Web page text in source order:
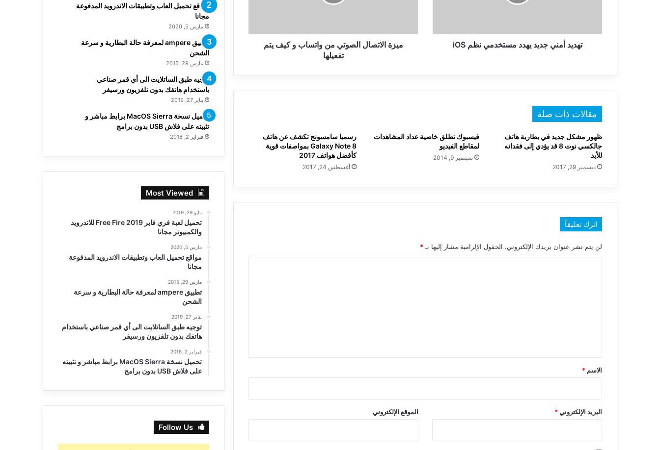
تهديد أمني جديد يهدد مستخدمي نظم iOS
تفعيلها
ميزة الاتصال الصوتي من واتساب و كيف يتم
تفعيلها
مقالات ذات صلة
ظهور مشكل جديد في بطارية هاتف
جالكسي نوت 8 قد يؤدي إلى فقدانه
للأبد
ديسمبر 29, 2017
فيسبوك تطلق خاصية عداد المشاهدات
لمقاطع الفيديو
سبتمبر 9, 2014
رسميا سامسونج تكشف عن هاتف
Galaxy Note 8 بمواصفات قوية
كأفضل هواتف 2017
أغسطس 24, 2017
اترك تعليقاً
لن يتم نشر عنوان بريدك الإلكتروني. الحقول الإلزامية مشار إليها بـ *
*
الاسم *
البريد الإلكتروني* الموقع الإلكتروني
مواقع تحميل العاب وتطبيقات الاندرويد المدفوعة
مجانا
مارس 5, 2020
تطبيق ampere لمعرفة حالة البطارية و سرعة
الشحن
مارس 29, 2015
توجيه طبق الساتلايت الى أي قمر صناعي
باستخدام هاتفك بدون تلفزيون ورسيفر
يناير 27, 2019
تحميل نسخة MacOS Sierra برابط مباشر و
تثبيته على فلاش USB بدون برامج
فبراير 2, 2018
Most Viewed
مايو 29, 2019
تحميل لعبة فري فاير Free Fire 2019 للاندرويد
والكمبيوتر مجانا
مارس 5, 2020
مواقع تحميل العاب وتطبيقات الاندرويد المدفوعة
مجانا
مارس 29, 2015
تطبيق ampere لمعرفة حالة البطارية و سرعة
الشحن
يناير 27, 2019
توجيه طبق الساتلايت الى أي قمر صناعي باستخدام
هاتفك بدون تلفزيون ورسيفر
فبراير 2, 2018
تحميل نسخة MacOS Sierra برابط مباشر و تثبيته
على فلاش USB بدون برامج
Follow Us